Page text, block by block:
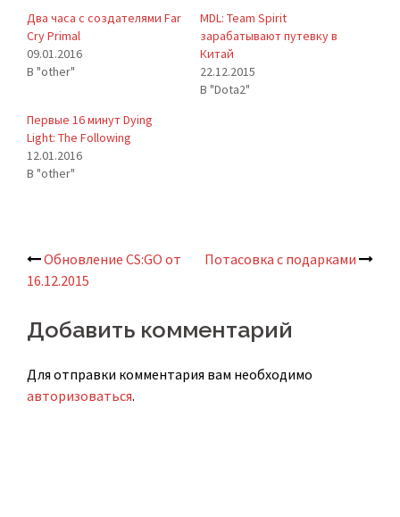
Два часа с создателями Far
Cry Primal
09.01.2016
В "other"
MDL: Team Spirit
зарабатывают путевку в
Китай
22.12.2015
В "Dota2"
Первые 16 минут Dying
Light: The Following
12.01.2016
В "other"
Навигация
по
записям
Обновление CS:GO от
16.12.2015
Потасовка с подарками
Добавить комментарий
Для отправки комментария вам необходимо
авторизоваться.